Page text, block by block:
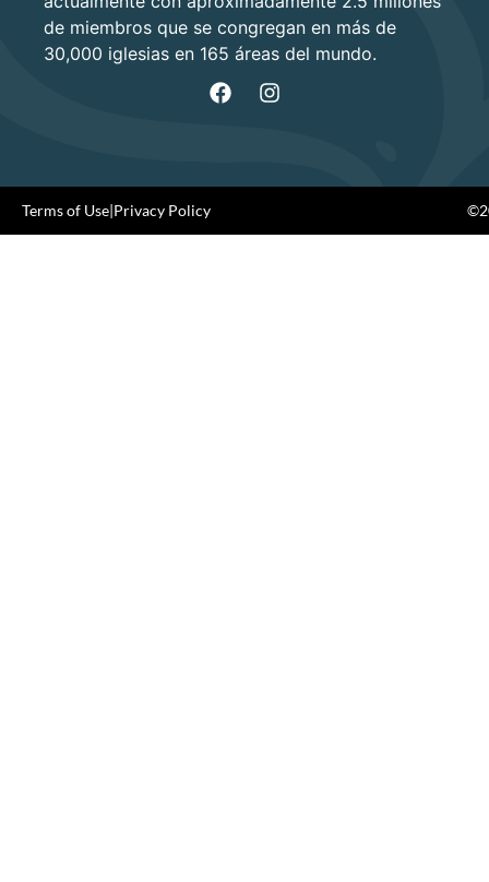
de miembros que se congregan en más de
30,000 iglesias en 165 áreas del mundo.
Terms of Use|Privacy Policy